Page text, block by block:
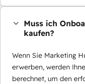
Muss ich
kaufen?
Wenn Sie Marketing
erwerben, werden
berechnet, um den